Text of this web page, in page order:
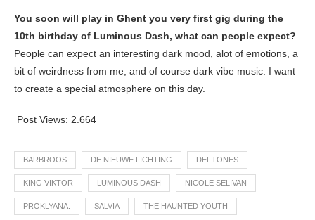
You soon will play in Ghent you very first gig during the
10th birthday of Luminous Dash, what can people expect?
People can expect an interesting dark mood, alot of emotions, a
bit of weirdness from me, and of course dark vibe music. I want
to create a special atmosphere on this day.
Post Views: 2.664
BARBROOS DE NIEUWE LICHTING DEFTONES
KING VIKTOR LUMINOUS DASH NICOLE SELIVAN
PROKLYANA. SALVIA THE HAUNTED YOUTH